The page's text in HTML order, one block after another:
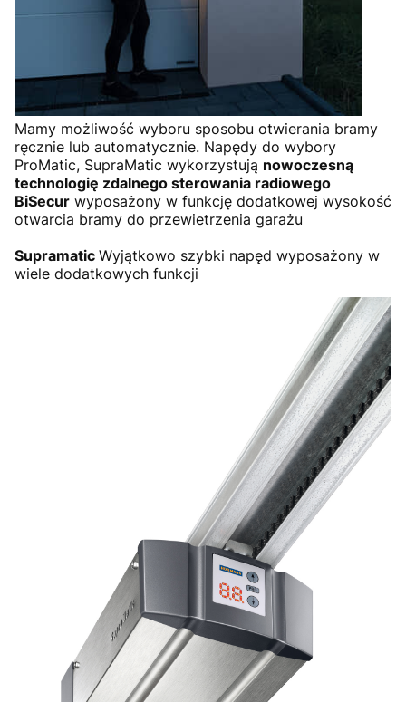
Mamy możliwość wyboru sposobu otwierania bramy
ręcznie lub automatycznie. Napędy do wybory
ProMatic, SupraMatic wykorzystują nowoczesną
technologię zdalnego sterowania radiowego
BiSecur wyposażony w funkcję dodatkowej wysokość
otwarcia bramy do przewietrzenia garażu
Supramatic Wyjątkowo szybki napęd wyposażony w
wiele dodatkowych funkcji